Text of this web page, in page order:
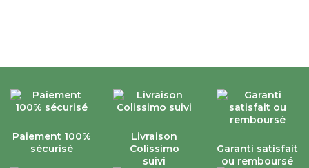
Paiement 100%
sécurisé
Livraison
Colissimo
suivi
Garanti satisfait
ou remboursé